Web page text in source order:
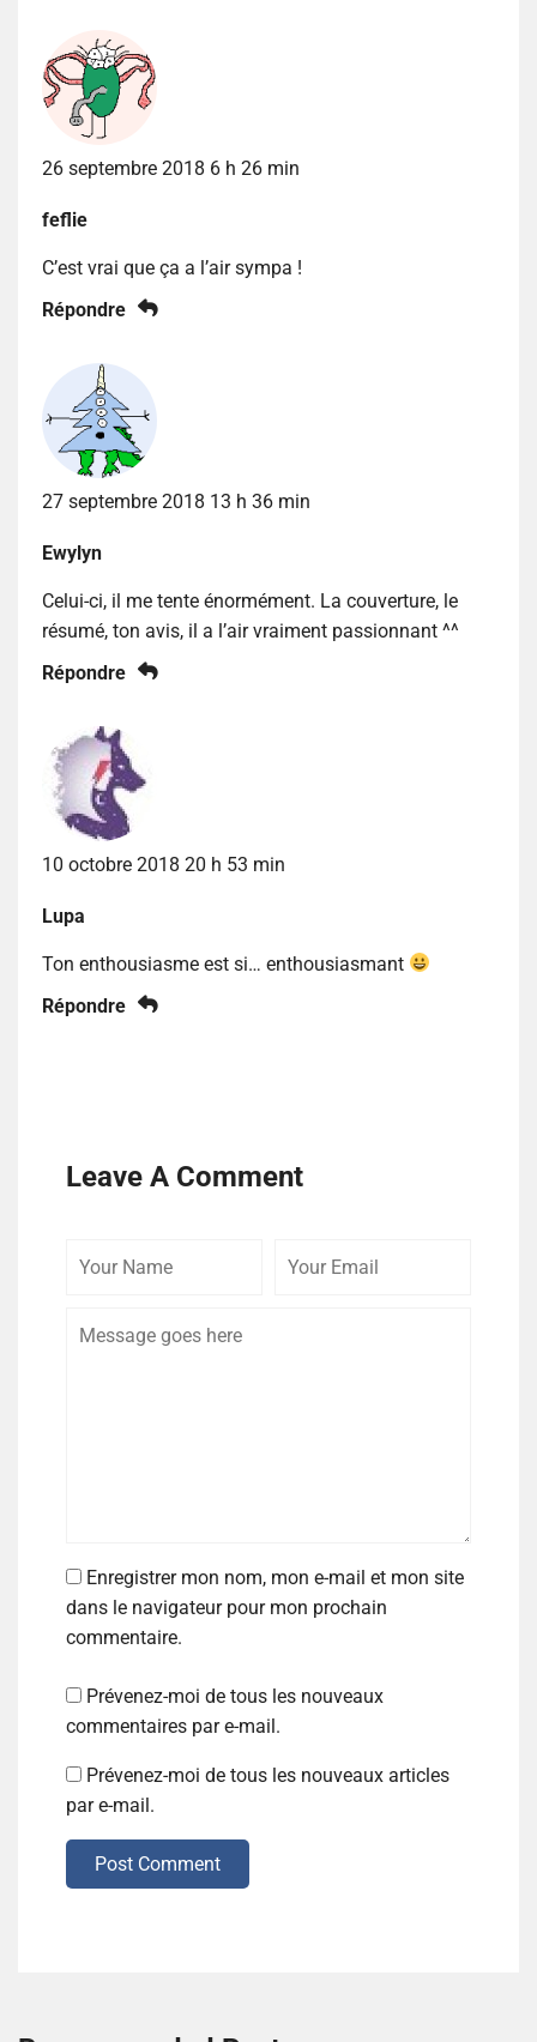
26 septembre 2018 6 h 26 min
feflie
C’est vrai que ça a l’air sympa !
Répondre
27 septembre 2018 13 h 36 min
Ewylyn
Celui-ci, il me tente énormément. La couverture, le
résumé, ton avis, il a l’air vraiment passionnant ^^
Répondre
10 octobre 2018 20 h 53 min
Lupa
Ton enthousiasme est si… enthousiasmant
Répondre
Leave A Comment
Enregistrer mon nom, mon e-mail et mon site
dans le navigateur pour mon prochain
commentaire.
Prévenez-moi de tous les nouveaux
commentaires par e-mail.
Prévenez-moi de tous les nouveaux articles
par e-mail.
Post Comment